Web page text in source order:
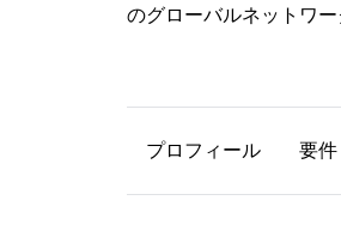
のグローバルネットワ
プロフィール 要件